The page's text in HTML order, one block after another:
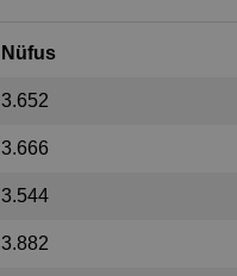
Nüfus
3.652
3.666
3.544
3.882